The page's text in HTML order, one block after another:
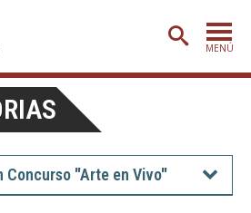
MENÚ
PORTADA
ADMISIÓN
ETAPA BÁSICA
CARRERAS
Concurso "Arte en Vivo"